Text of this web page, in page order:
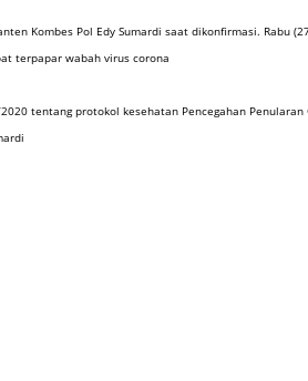
Kombes Pol Edy Sumardi saat dikonfirmasi. Rabu
terpapar wabah virus corona
tentang protokol kesehatan Pencegahan Penularan